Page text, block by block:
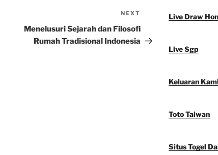
Post
NEXT
Menelusuri Sejarah dan Filosofi
Rumah Tradisional Indonesia
Live Draw
Live Sgp
Keluaran
Toto Taiwan
Situs Togel